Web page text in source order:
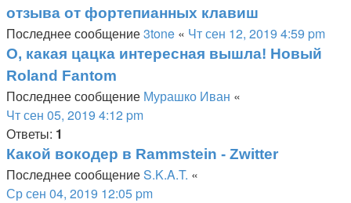
отзыва от фортепианных клавиш
Последнее сообщение3tone « Чт сен 12, 2019 4:59 pm
О, какая цацка интересная вышла! Новый
Roland Fantom
Последнее сообщение Мурашко Иван «
Чт сен 05, 2019 4:12 pm
Ответы: 1
Какой вокодер в Rammstein - Zwitter
Последнее сообщениеS.K.A.T. «
Ср сен 04, 2019 12:05 pm